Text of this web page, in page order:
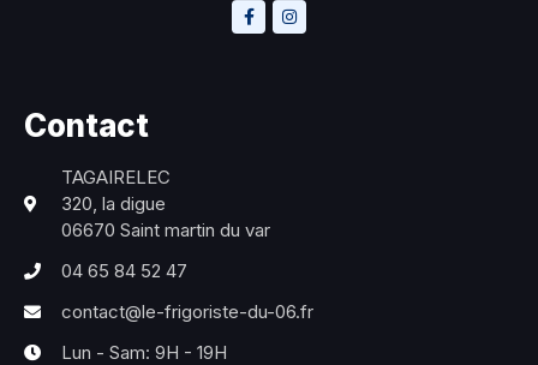
Contact
TAGAIRELEC
320, la digue
06670 Saint martin du var
04 65 84 52 47
contact@le-frigoriste-du-06.fr
Lun - Sam: 9H - 19H